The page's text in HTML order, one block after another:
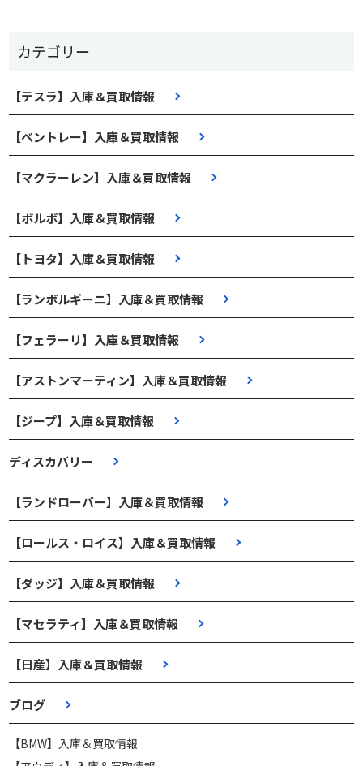
カテゴリー
【テスラ】入庫＆買取情報
【ベントレー】入庫＆買取情報
【マクラーレン】入庫＆買取情報
【ボルボ】入庫＆買取情報
【トヨタ】入庫＆買取情報
【ランボルギーニ】入庫＆買取情報
【フェラーリ】入庫＆買取情報
【アストンマーティン】入庫＆買取情報
【ジープ】入庫＆買取情報
ディスカバリー
【ランドローバー】入庫＆買取情報
【ロールス・ロイス】入庫＆買取情報
【ダッジ】入庫＆買取情報
【マセラティ】入庫＆買取情報
【日産】入庫＆買取情報
ブログ
【BMW】入庫＆買取情報